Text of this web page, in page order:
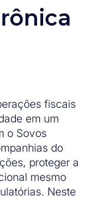
fiscais
em um
o Sovos
do
proteger a
mesmo
Neste